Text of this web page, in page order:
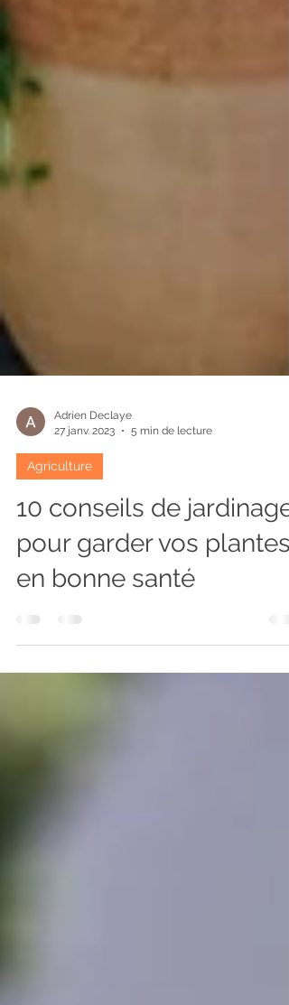
Adrien Declaye
5 min de lecture
Agriculture
pour garder vos plantes
en bonne santé